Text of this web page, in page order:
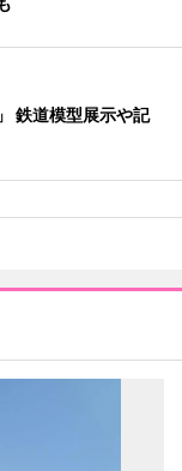
鉄道模型展示や記